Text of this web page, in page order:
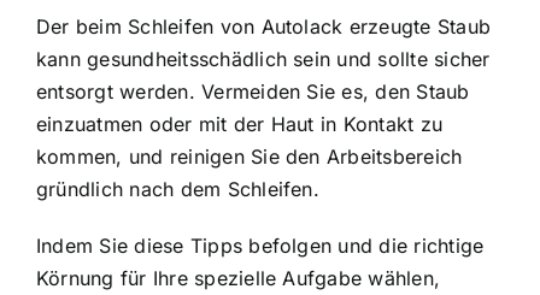
Der beim Schleifen von Autolack erzeugte Staub
kann gesundheitsschädlich sein und sollte sicher
entsorgt werden. Vermeiden Sie es, den Staub
einzuatmen oder mit der Haut in Kontakt zu
kommen, und reinigen Sie den Arbeitsbereich
gründlich nach dem Schleifen.
Indem Sie diese Tipps befolgen und die richtige
Körnung für Ihre spezielle Aufgabe wählen,